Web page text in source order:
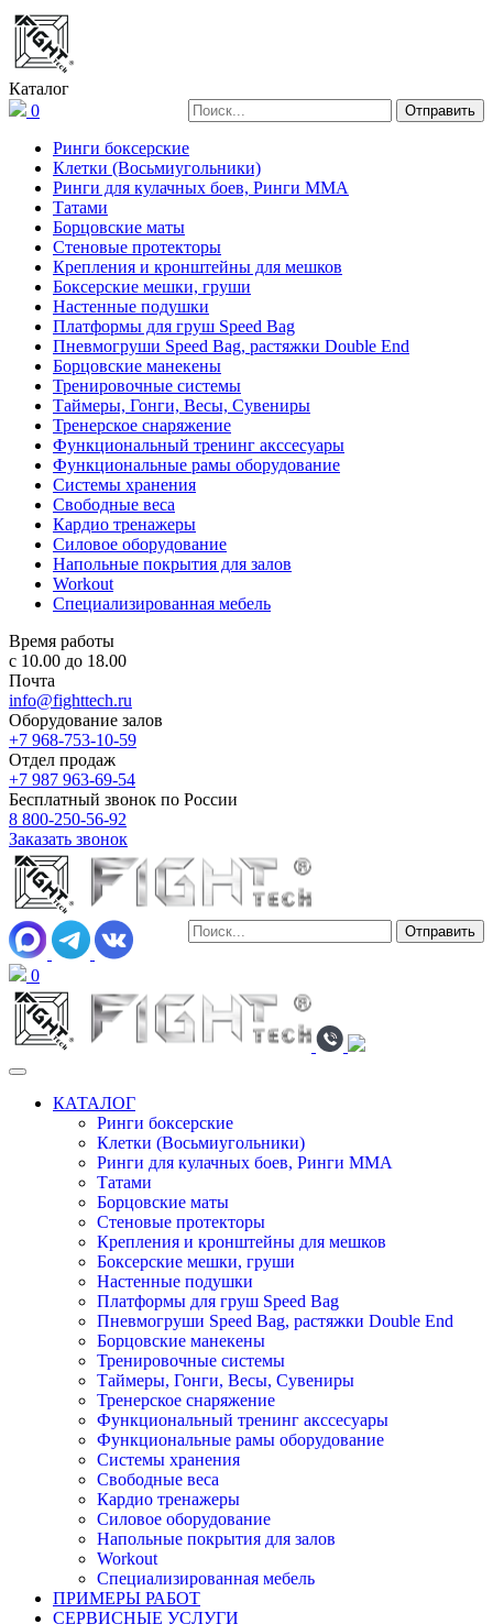
Каталог
0
Ринги боксерские
Клетки (Восьмиугольники)
Ринги для кулачных боев, Ринги ММА
Татами
Борцовские маты
Стеновые протекторы
Крепления и кронштейны для мешков
Боксерские мешки, груши
Настенные подушки
Платформы для груш Speed Bag
Пневмогруши Speed Bag, растяжки Double End
Борцовские манекены
Тренировочные системы
Таймеры, Гонги, Весы, Сувениры
Тренерское снаряжение
Функциональный тренинг акссесуары
Функциональные рамы оборудование
Системы хранения
Свободные веса
Кардио тренажеры
Силовое оборудование
Напольные покрытия для залов
Workout
Специализированная мебель
Время работы
с 10.00 до 18.00
Почта
info@fighttech.ru
Оборудование залов
+7 968-753-10-59
Отдел продаж
+7 987 963-69-54
Бесплатный звонок по России
8 800-250-56-92
Заказать звонок
0
КАТАЛОГ
Ринги боксерские
Клетки (Восьмиугольники)
Ринги для кулачных боев, Ринги ММА
Татами
Борцовские маты
Стеновые протекторы
Крепления и кронштейны для мешков
Боксерские мешки, груши
Настенные подушки
Платформы для груш Speed Bag
Пневмогруши Speed Bag, растяжки Double End
Борцовские манекены
Тренировочные системы
Таймеры, Гонги, Весы, Сувениры
Тренерское снаряжение
Функциональный тренинг акссесуары
Функциональные рамы оборудование
Системы хранения
Свободные веса
Кардио тренажеры
Силовое оборудование
Напольные покрытия для залов
Workout
Специализированная мебель
ПРИМЕРЫ РАБОТ
СЕРВИСНЫЕ УСЛУГИ